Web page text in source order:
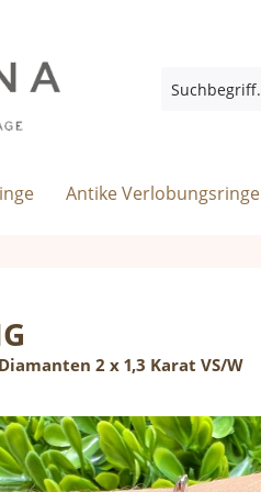
Antike Verlobungsringe
2 x 1,3 Karat VS/W